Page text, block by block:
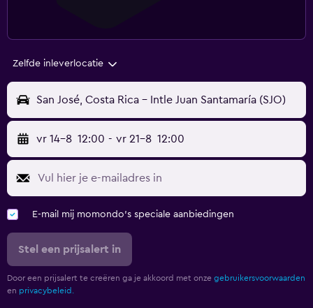
Zelfde inleverlocatie
San José, Costa Rica - Intle Juan Santamaría (SJO)
vr 14-8 12:00 - vr 21-8 12:00
E-mail mij momondo's speciale aanbiedingen
Stel een prijsalert in
Door een prijsalert te creëren ga je akkoord met onze gebruikersvoorwaarden
en privacybeleid.